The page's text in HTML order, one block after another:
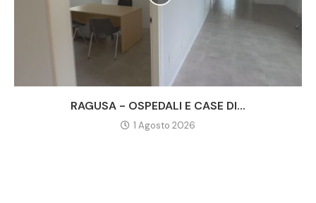
RAGUSA - OSPEDALI E CASE DI...
1 Agosto 2026